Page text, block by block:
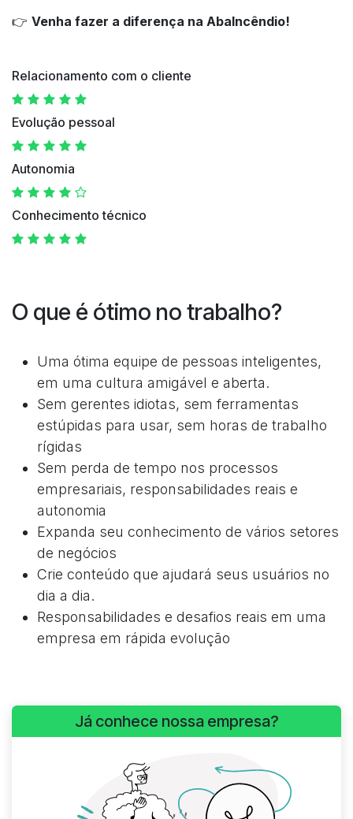
👉 Venha fazer a diferença na AbaIncêndio!
Relacionamento com o cliente
Evolução pessoal
Autonomia
Conhecimento técnico
O que é ótimo no trabalho?
Uma ótima equipe de pessoas inteligentes,
em uma cultura amigável e aberta.
Sem gerentes idiotas, sem ferramentas
estúpidas para usar, sem horas de trabalho
rígidas
Sem perda de tempo nos processos
empresariais, responsabilidades reais e
autonomia
Expanda seu conhecimento de vários setores
de negócios
Crie conteúdo que ajudará seus usuários no
dia a dia.
Responsabilidades e desafios reais em uma
empresa em rápida evolução
Já conhece nossa empresa?